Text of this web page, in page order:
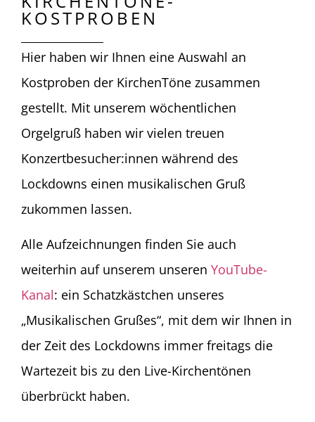
KOSTPROBEN
Hier haben wir Ihnen eine Auswahl an
Kostproben der KirchenTöne zusammen
gestellt. Mit unserem wöchentlichen
Orgelgruß haben wir vielen treuen
Konzertbesucher:innen während des
Lockdowns einen musikalischen Gruß
zukommen lassen.
Alle Aufzeichnungen finden Sie auch
weiterhin auf unserem unserenYouTube-
Kanal: ein Schatzkästchen unseres
„Musikalischen Grußes“, mit dem wir Ihnen in
der Zeit des Lockdowns immer freitags die
Wartezeit bis zu den Live-Kirchentönen
überbrückt haben.